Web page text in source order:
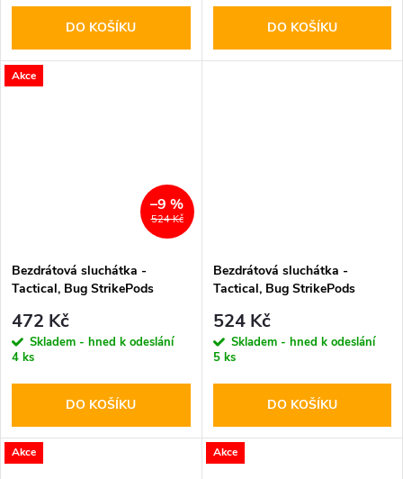
DO KOŠÍKU DO KOŠÍKU
Akce
524 Kč
–9 %
Bezdrátová sluchátka -
Tactical, Bug StrikePods
472 Kč
Skladem - hned k odeslání
4 ks
DO KOŠÍKU
Bezdrátová sluchátka -
Tactical, Bug StrikePods
524 Kč
Skladem - hned k odeslání
5 ks
DO KOŠÍKU
Akce Akce